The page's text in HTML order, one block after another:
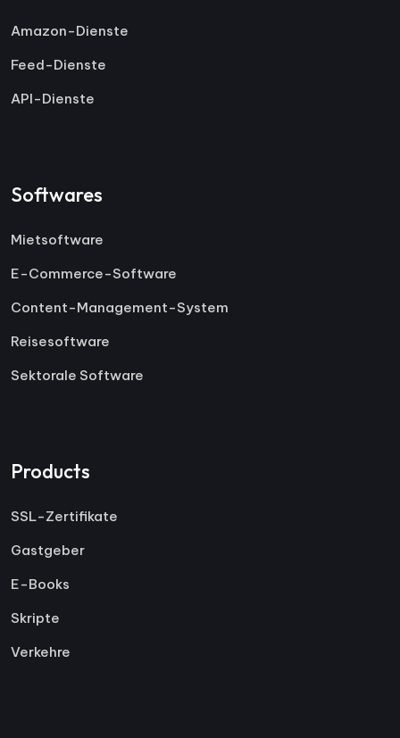
Amazon-Dienste
Feed-Dienste
API-Dienste
Softwares
Mietsoftware
E-Commerce-Software
Content-Management-System
Reisesoftware
Sektorale Software
Products
SSL-Zertifikate
Gastgeber
E-Books
Skripte
Verkehre